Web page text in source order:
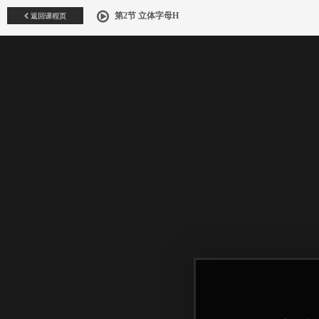
返回课程页 第2节 立体字母H